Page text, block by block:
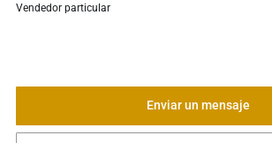
Vendedor particular
Enviar un mensaje